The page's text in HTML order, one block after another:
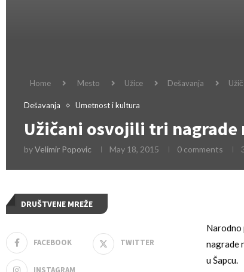
Home Mesto Užice Dešavanja
Dešavanja Umetnost i kultura
Užičani osvojili tri nagrade
byVelimir Popovic May 18, 2015 0 comments
Narodno
nagrade
u Šapcu.
DRUŠTVENE MREŽE
FACEBOOK TWITTER